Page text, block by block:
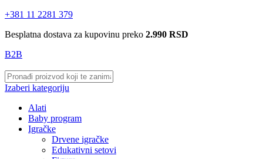
+381 11 2281 379
Besplatna dostava za kupovinu preko 2.990 RSD
B2B
Izaberi kategoriju
Alati
Baby program
Igračke
Drvene igračke
Edukativni setovi